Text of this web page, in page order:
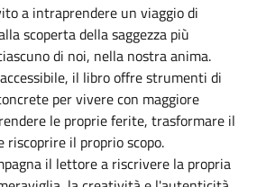
a intraprendere un viaggio di
scoperta della saggezza più
di noi, nella nostra anima.
il libro offre strumenti di
per vivere con maggiore
le proprie ferite, trasformare il
riscoprire il proprio scopo.
il lettore a riscrivere la propria